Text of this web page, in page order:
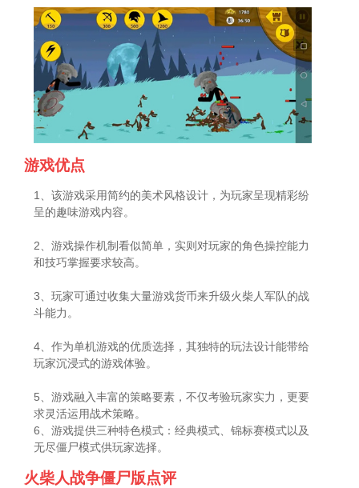
游戏优点
1、该游戏采用简约的美术风格设计，为玩家呈现精彩纷
呈的趣味游戏内容。
2、游戏操作机制看似简单，实则对玩家的角色操控能力
和技巧掌握要求较高。
3、玩家可通过收集大量游戏货币来升级火柴人军队的战
斗能力。
4、作为单机游戏的优质选择，其独特的玩法设计能带给
玩家沉浸式的游戏体验。
5、游戏融入丰富的策略要素，不仅考验玩家实力，更要
求灵活运用战术策略。
6、游戏提供三种特色模式：经典模式、锦标赛模式以及
无尽僵尸模式供玩家选择。
火柴人战争僵尸版点评